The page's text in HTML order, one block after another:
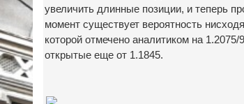
увеличить длинные позиции, и теперь
момент существует вероятность
которой отмечено аналитиком на
открытые еще от 1.1845.